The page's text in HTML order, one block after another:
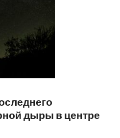
дыры в центре